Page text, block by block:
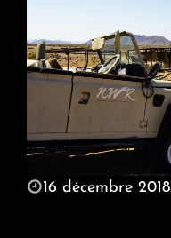
POSTED
16 décembre 2018